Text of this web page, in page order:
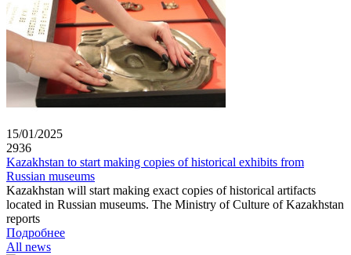
15/01/2025
2936
Kazakhstan to start making copies of historical exhibits from
Russian museums
Kazakhstan will start making exact copies of historical artifacts
located in Russian museums. The Ministry of Culture of Kazakhstan
reports
Подробнее
All news